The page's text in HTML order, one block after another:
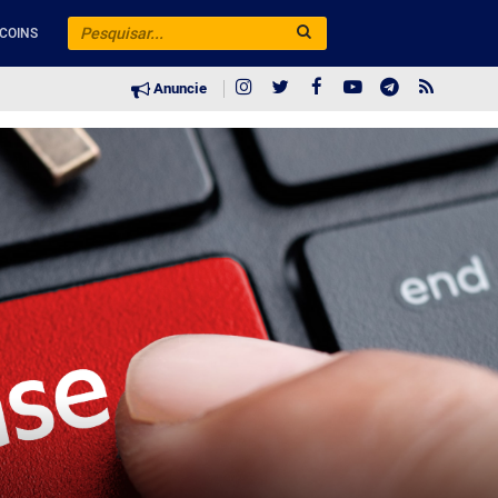
Anuncie